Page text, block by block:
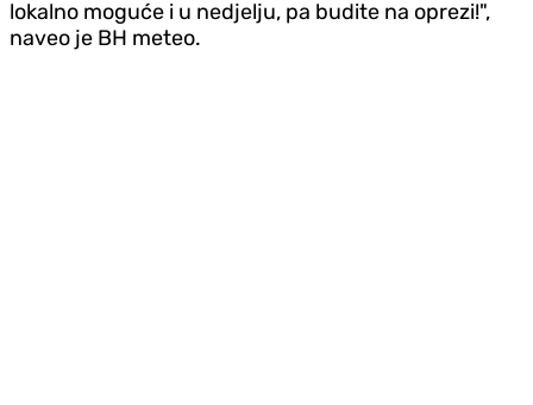
lokalno moguće i u nedjelju, pa budite na oprezi!",
naveo je BH meteo.